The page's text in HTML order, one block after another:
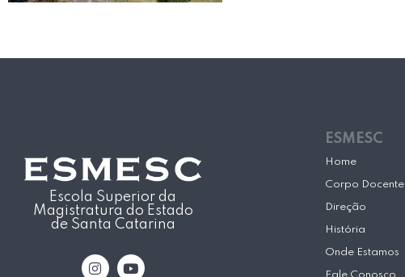
Escola Superior da
Magistratura do Estado
de Santa Catarina
I
Y
ESMESC
Home
Corpo Docente
Direção
História
Onde Estamos
Fale Conosco